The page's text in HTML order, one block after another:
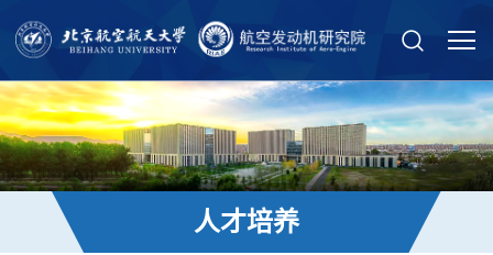
人才培养